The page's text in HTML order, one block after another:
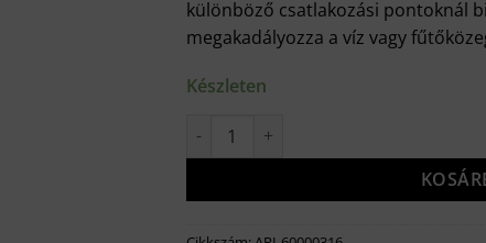
2
734 Ft.
2
324 Ft.
különböző csatlakozási pontoknál
megakadályozza a víz vagy
Készleten
Ariston Tömítés mennyiség